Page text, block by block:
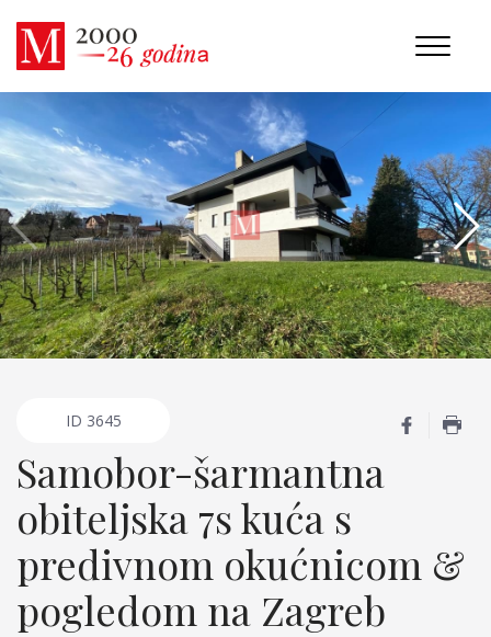
ID 3645
Samobor-šarmantna
obiteljska 7s kuća s
predivnom okućnicom &
pogledom na Zagreb